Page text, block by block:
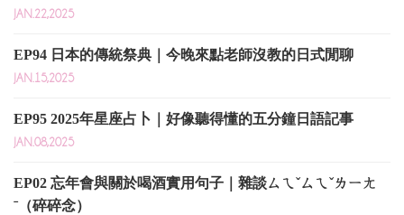
JAN.22,2025
EP94 日本的傳統祭典｜今晚來點老師沒教的日式閒聊
JAN.15,2025
EP95 2025年星座占卜｜好像聽得懂的五分鐘日語記事
JAN.08,2025
EP02 忘年會與關於喝酒實用句子｜雜談ㄙㄟˇㄙㄟˇㄌㄧㄤ
ˉ（碎碎念）